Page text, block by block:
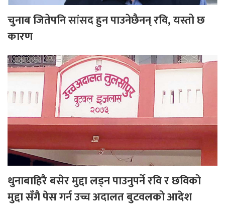
चुनाब जितेपनि सांसद हुन पाउनेछैनन् रवि, यस्तो छ
कारण
थुनाबाहिरै बसेर मुद्दा लड्न पाउनुपर्ने रवि र छविको
मुद्दा सँगै पेस गर्न उच्च अदालत बुटवलको आदेश